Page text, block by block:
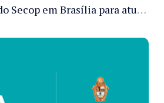
Semsa participa do Secop em Brasília para atualizar tecnologia e modernizar gestão pública